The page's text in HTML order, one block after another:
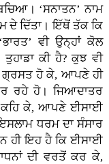
‘ਸਨਾਤਨ’ ਨਾਮ
ਦੇ ਦਿੱਤਾ। ਇੱਥੋਂ ਤੱਕ ਕਿ
ਵੀ ਉਨ੍ਹਾਂ ਕੋਲ
ਕੀ ਹੈ? ਕੁਝ ਵੀ
ਗ੍ਰਸਤ ਹੋ ਕੇ, ਆਪਣੇ ਹੀ
ਰਹੇ ਹੋ। ਜਿਆਦਾਤਰ
ਕੇ, ਆਪਣੇ ਈਸਾਈ
ਧਰਮ ਦਾ ਸੰਸਾਰ
ਹੀ ਇਹ ਹੈ ਕਿ ਈਸਾਈ
ਦੀ ਵਰਤੋਂ ਕਰ ਕੇ,